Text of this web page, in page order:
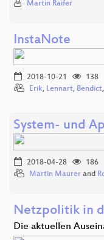
Martin Raifer
InstaNote
2018-10-21
138
Erik, Lennart, Bendict,
System- und
2018-04-28
186
Martin Maurer and
Netzpolitik in
Die aktuellen